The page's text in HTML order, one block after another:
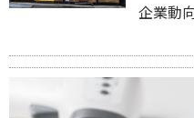
企業動